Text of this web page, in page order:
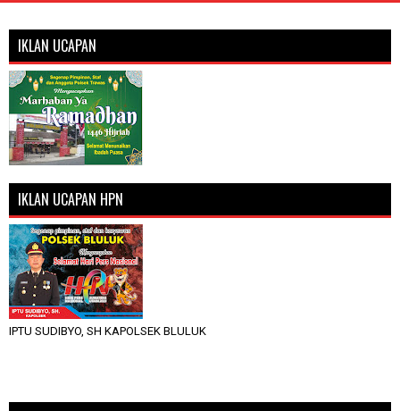
IKLAN UCAPAN
IKLAN UCAPAN HPN
IPTU SUDIBYO, SH KAPOLSEK BLULUK